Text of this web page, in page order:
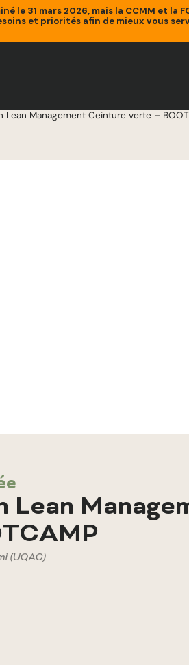
le 31 mars 2026, mais la CCMM et
et priorités afin de mieux vous
Lean Management Ceinture verte –
(UQAC)